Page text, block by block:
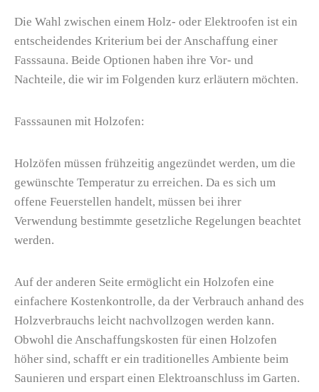
Die Wahl zwischen einem Holz- oder Elektroofen ist ein
entscheidendes Kriterium bei der Anschaffung einer
Fasssauna. Beide Optionen haben ihre Vor- und
Nachteile, die wir im Folgenden kurz erläutern möchten.
Fasssaunen mit Holzofen:
Holzöfen müssen frühzeitig angezündet werden, um die
gewünschte Temperatur zu erreichen. Da es sich um
offene Feuerstellen handelt, müssen bei ihrer
Verwendung bestimmte gesetzliche Regelungen beachtet
werden.
Auf der anderen Seite ermöglicht ein Holzofen eine
einfachere Kostenkontrolle, da der Verbrauch anhand des
Holzverbrauchs leicht nachvollzogen werden kann.
Obwohl die Anschaffungskosten für einen Holzofen
höher sind, schafft er ein traditionelles Ambiente beim
Saunieren und erspart einen Elektroanschluss im Garten.